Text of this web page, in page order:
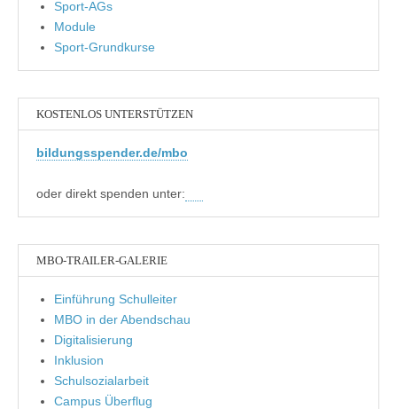
Sport-AGs
Module
Sport-Grundkurse
KOSTENLOS UNTERSTÜTZEN
bildungsspender.de/mbo
oder direkt spenden unter:
MBO-TRAILER-GALERIE
Einführung Schulleiter
MBO in der Abendschau
Digitalisierung
Inklusion
Schulsozialarbeit
Campus Überflug